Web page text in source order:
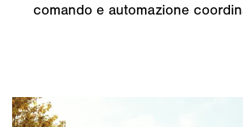
comando e automazione